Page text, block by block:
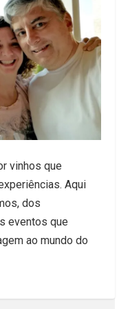
vinhos que
Aqui
dos
eventos que
ao mundo do